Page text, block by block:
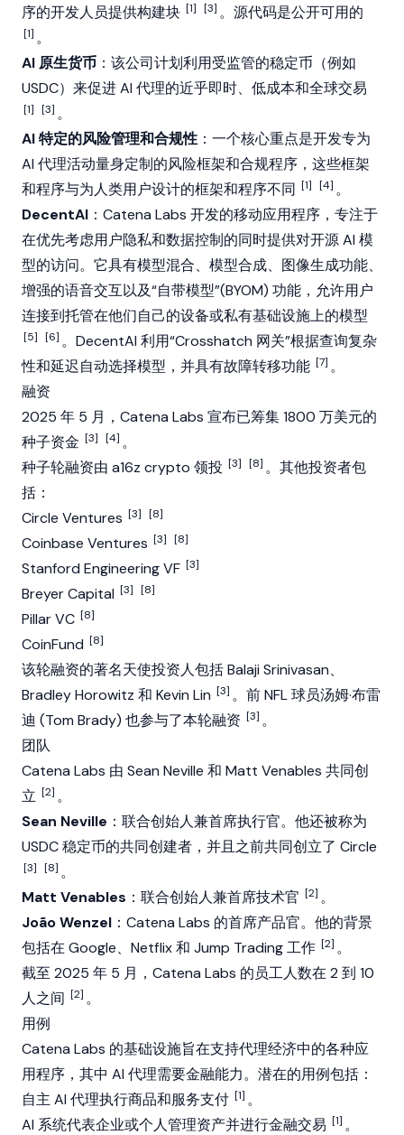
序的开发人员提供构建块 [1] [3] 。源代码是公开可用的
[1] 。
AI 原生货币 ：该公司计划利用受监管的稳定币（例如
USDC）来促进AI 代理的近乎即时、低成本和全球交易
[1] [3] 。
AI 特定的风险管理和合规性：一个核心重点是开发专为
AI 代理活动量身定制的风险框架和合规程序，这些框架
和程序与为人类用户设计的框架和程序不同 [1] [4] 。
DecentAI ：Catena Labs 开发的移动应用程序，专注于
在优先考虑用户隐私和数据控制的同时提供对开源 AI 模
型的访问。它具有模型混合、模型合成、图像生成功能、
增强的语音交互以及“自带模型”(BYOM) 功能，允许用户
连接到托管在他们自己的设备或私有基础设施上的模型
[5] [6] 。DecentAI 利用“Crosshatch 网关”根据查询复杂
性和延迟自动选择模型，并具有故障转移功能 [7] 。
融资
2025 年 5 月，Catena Labs 宣布已筹集 1800 万美元的
种子资金 [3] [4] 。
种子轮融资由 a16z crypto 领投 [3] [8] 。其他投资者包
括：
Circle Ventures [3] [8]
Coinbase Ventures [3] [8]
Stanford Engineering VF [3]
Breyer Capital [3] [8]
PillarVC [8]
CoinFund [8]
该轮融资的著名天使投资人包括Balaji Srinivasan、
Bradley Horowitz 和 Kevin Lin [3] 。前 NFL 球员汤姆·布雷
迪 (Tom Brady) 也参与了本轮融资 [3] 。
团队
Catena Labs 由 Sean Neville 和 Matt Venables 共同创
立 [2] 。
Sean Neville ：联合创始人兼首席执行官。他还被称为
USDC稳定币的共同创建者，并且之前共同创立了 Circle
[3] [8] 。
Matt Venables ：联合创始人兼首席技术官 [2] 。
João Wenzel ：Catena Labs 的首席产品官。他的背景
包括在 Google、Netflix 和 Jump Trading 工作 [2] 。
截至 2025 年 5 月，Catena Labs 的员工人数在 2 到 10
人之间 [2] 。
用例
Catena Labs 的基础设施旨在支持代理经济中的各种应
用程序，其中 AI 代理需要金融能力。潜在的用例包括：
自主AI 代理执行商品和服务支付 [1] 。
AI 系统代表企业或个人管理资产并进行金融交易 [1] 。